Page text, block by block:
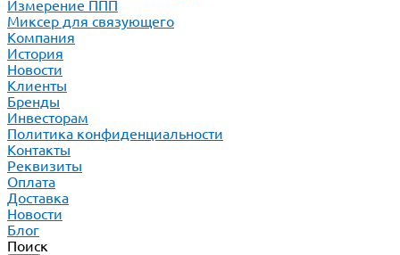
Измерение ППП
Миксер для связующего
Компания
История
Новости
Клиенты
Бренды
Инвесторам
Политика конфиденциальности
Контакты
Реквизиты
Оплата
Доставка
Новости
Блог
Поиск